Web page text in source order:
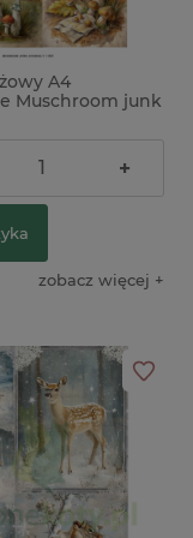
samoprzylepny
A4
Muschroom junk
+
zobacz więcej